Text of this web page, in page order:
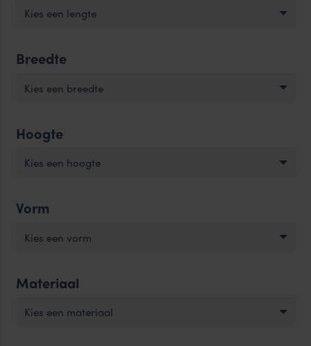
Kies een lengte
Breedte
Kies een breedte
Hoogte
Kies een hoogte
Vorm
Kies een vorm
Materiaal
Kies een materiaal